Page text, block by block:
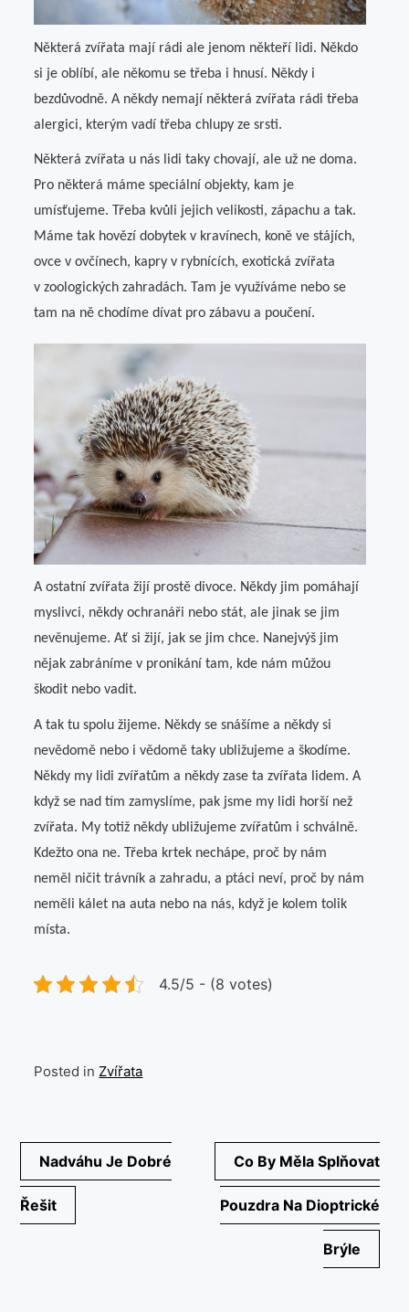
Některá zvířata mají rádi ale jenom někteří lidi. Někdo
si je oblíbí, ale někomu se třeba i hnusí. Někdy i
bezdůvodně. A někdy nemají některá zvířata rádi třeba
alergici, kterým vadí třeba chlupy ze srsti.
Některá zvířata u nás lidi taky chovají, ale už ne doma.
Pro některá máme speciální objekty, kam je
umísťujeme. Třeba kvůli jejich velikosti, zápachu a tak.
Máme tak hovězí dobytek v kravínech, koně ve stájích,
ovce v ovčínech, kapry v rybnících, exotická zvířata
v zoologických zahradách. Tam je využíváme nebo se
tam na ně chodíme dívat pro zábavu a poučení.
A ostatní zvířata žijí prostě divoce. Někdy jim pomáhají
myslivci, někdy ochranáři nebo stát, ale jinak se jim
nevěnujeme. Ať si žijí, jak se jim chce. Nanejvýš jim
nějak zabráníme v pronikání tam, kde nám můžou
škodit nebo vadit.
A tak tu spolu žijeme. Někdy se snášíme a někdy si
nevědomě nebo i vědomě taky ubližujeme a škodíme.
Někdy my lidi zvířatům a někdy zase ta zvířata lidem. A
když se nad tím zamyslíme, pak jsme my lidi horší než
zvířata. My totiž někdy ubližujeme zvířatům i schválně.
Kdežto ona ne. Třeba krtek nechápe, proč by nám
neměl ničit trávník a zahradu, a ptáci neví, proč by nám
neměli kálet na auta nebo na nás, když je kolem tolik
místa.
4.5/5 - (8 votes)
Posted inZvířata
Navigace
pro
příspěvek
Nadváhu Je Dobré
Řešit
Co By Měla Splňovat
Pouzdra Na Dioptrické
Brýle